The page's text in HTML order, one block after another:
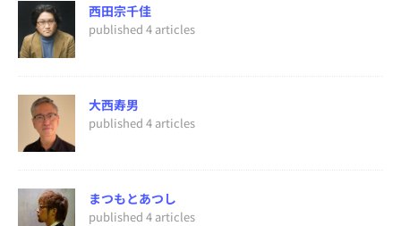
西田宗千佳
published 4 articles
大西寿男
published 4 articles
まつもとあつし
published 4 articles